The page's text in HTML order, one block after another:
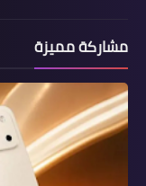
مشاركة مميزة